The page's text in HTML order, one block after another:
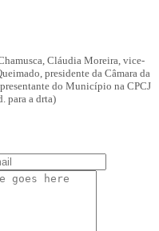
Cláudia Moreira, vice-
presidente da Câmara da
do Município na CPCJ
para a drta)